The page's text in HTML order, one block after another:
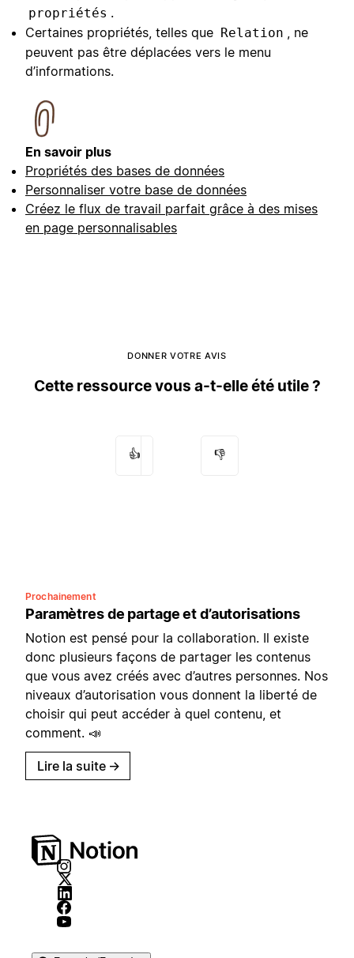
propriétés .
Certaines propriétés, telles que Relation
, ne
peuvent pas être déplacées vers le menu
d’informations.
En savoir plus
Propriétés des bases de données
Personnaliser votre base de données
Créez le flux de travail parfait grâce à des mises
en page personnalisables
DONNER VOTRE AVIS
Cette ressource vous a-t-elle été utile ?
👍 👎
Prochainement
Paramètres de partage et d’autorisations
Notion est pensé pour la collaboration. Il existe
donc plusieurs façons de partager les contenus
que vous avez créés avec d’autres personnes. Nos
niveaux d’autorisation vous donnent la liberté de
choisir qui peut accéder à quel contenu, et
comment. 📣
Lire la suite →